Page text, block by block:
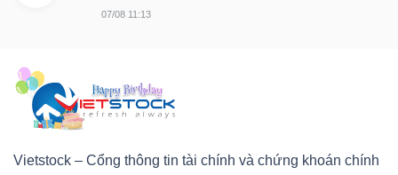
07/08 11:13
Vietstock – Cổng thông tin tài chính và chứng khoán chính